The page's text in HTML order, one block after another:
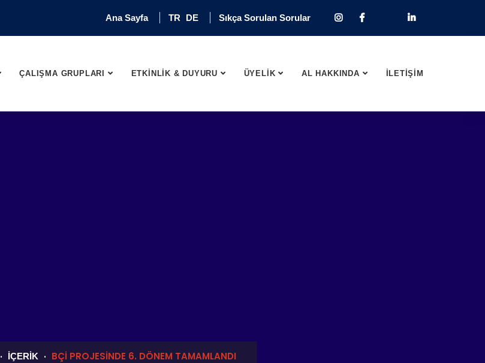
Ana Sayfa TR DE Sıkça Sorulan Sorular
ÇALIŞMA GRUPLARI ETKİNLİK & DUYURU ÜYELİK AL HAKKINDA İLETİŞİM
İÇERIK BÇİ PROJESINDE 6. DÖNEM TAMAMLANDI